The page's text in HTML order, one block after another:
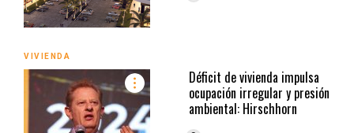
VIVIENDA
Déficit de vivienda impulsa
ocupación irregular y presión
ambiental: Hirschhorn